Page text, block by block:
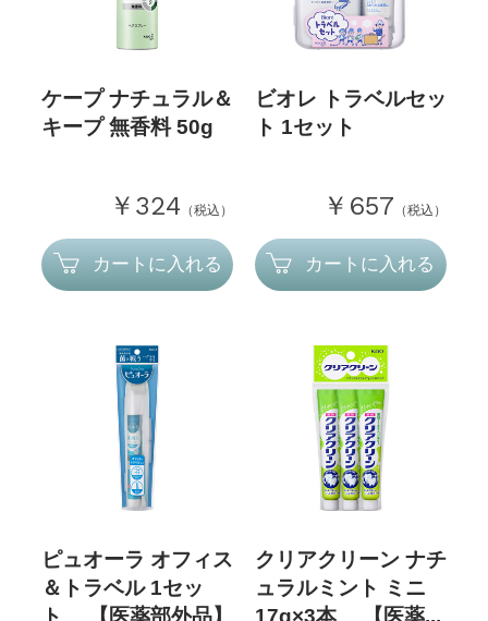
ケープ ナチュラル＆
キープ 無香料 50g
￥324 （税込）
カートに入れる
ビオレ トラベルセッ
ト 1セット
￥657 （税込）
カートに入れる
ピュオーラ オフィス
＆トラベル 1セッ
クリアクリーン ナチ
ュラルミント ミニ